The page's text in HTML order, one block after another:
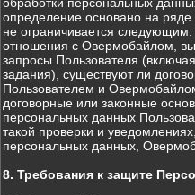
определение основано на
не ограничивается
отношения с Овермобайлом,
запросы Пользователя
задания), существуют ли
Пользователем и
договорные или законные
персональных данных
такой проверки и
персональных данных,
8. Требования к защите